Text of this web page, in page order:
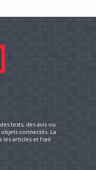
tests, des avis ou
connectés. La
articles et l’œil